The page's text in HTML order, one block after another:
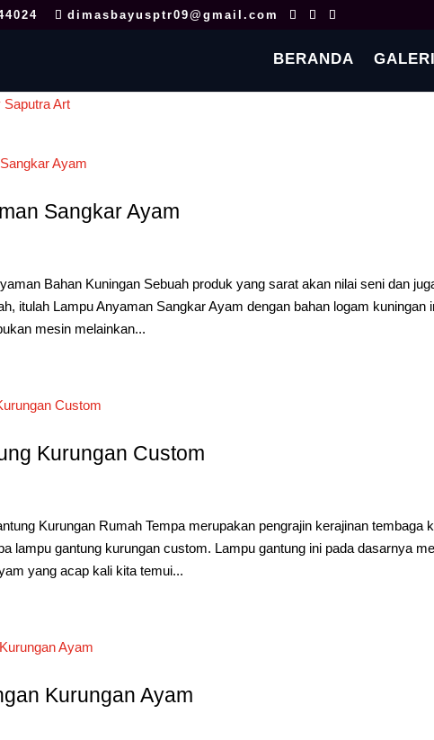
dimasbayusptr09@gmail.com
BERANDA
Sangkar Ayam
Bahan Kuningan Sebuah produk yang sarat akan nilai seni dan
itulah Lampu Anyaman Sangkar Ayam dengan bahan logam kuningan
mesin melainkan...
Kurungan Custom
Kurungan Rumah Tempa merupakan pengrajin kerajinan tembaga
lampu gantung kurungan custom. Lampu gantung ini pada dasarnya
yang acap kali kita temui...
Kurungan Ayam